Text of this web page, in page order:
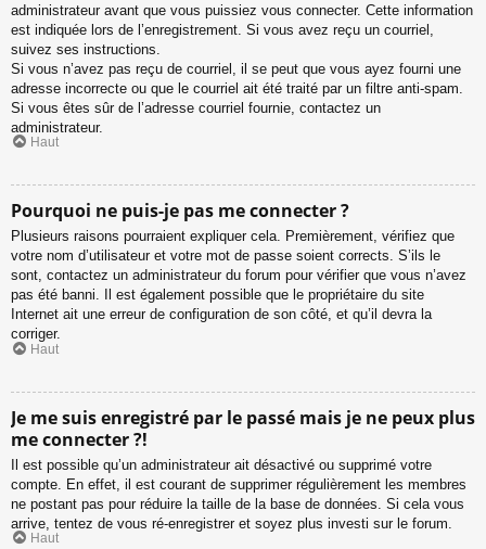
administrateur avant que vous puissiez vous connecter. Cette information
est indiquée lors de l’enregistrement. Si vous avez reçu un courriel,
suivez ses instructions.
Si vous n’avez pas reçu de courriel, il se peut que vous ayez fourni une
adresse incorrecte ou que le courriel ait été traité par un filtre anti-spam.
Si vous êtes sûr de l’adresse courriel fournie, contactez un
administrateur.
Haut
Pourquoi ne puis-je pas me connecter ?
Plusieurs raisons pourraient expliquer cela. Premièrement, vérifiez que
votre nom d’utilisateur et votre mot de passe soient corrects. S’ils le
sont, contactez un administrateur du forum pour vérifier que vous n’avez
pas été banni. Il est également possible que le propriétaire du site
Internet ait une erreur de configuration de son côté, et qu’il devra la
corriger.
Haut
Je me suis enregistré par le passé mais je ne peux plus
me connecter ?!
Il est possible qu’un administrateur ait désactivé ou supprimé votre
compte. En effet, il est courant de supprimer régulièrement les membres
ne postant pas pour réduire la taille de la base de données. Si cela vous
arrive, tentez de vous ré-enregistrer et soyez plus investi sur le forum.
Haut